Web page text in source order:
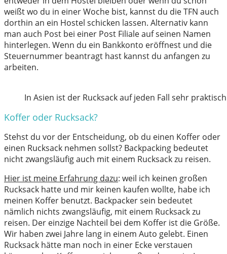
weißt wo du in einer Woche bist, kannst du die TFN auch
dorthin an ein Hostel schicken lassen. Alternativ kann
man auch Post bei einer Post Filiale auf seinen Namen
hinterlegen. Wenn du ein Bankkonto eröffnest und die
Steuernummer beantragt hast kannst du anfangen zu
arbeiten.
In Asien ist der Rucksack auf jeden Fall sehr
Koffer oder Rucksack?
Stehst du vor der Entscheidung, ob du einen Koffer oder
einen Rucksack nehmen sollst? Backpacking bedeutet
nicht zwangsläufig auch mit einem Rucksack zu reisen.
Hier ist meine Erfahrung dazu: weil ich keinen großen
Rucksack hatte und mir keinen kaufen wollte, habe ich
meinen Koffer benutzt. Backpacker sein bedeutet
nämlich nichts zwangsläufig, mit einem Rucksack zu
reisen. Der einzige Nachteil bei dem Koffer ist die Größe.
Wir haben zwei Jahre lang in einem Auto gelebt. Einen
Rucksack hätte man noch in einer Ecke verstauen